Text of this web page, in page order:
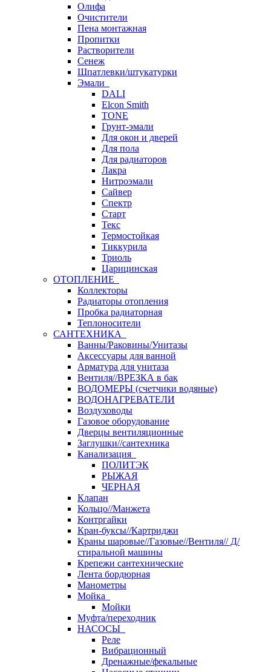
Олифа
Очистители
Пена монтажная
Пропитки
Растворители
Сенеж
Шпатлевки/штукатурки
Эмали
DALI
Elcon Smith
TONE
Грунт-эмали
Для окон и дверей
Для пола
Для радиаторов
Лакра
Нитроэмали
Сайвер
Спектр
Старт
Текс
Термостойкая
Тиккурила
Триоль
Царицинская
ОТОПЛЕНИЕ
Коллекторы
Радиаторы отопления
Пробка радиаторная
Теплоносители
САНТЕХНИКА
Ванны/Раковины/Унитазы
Аксессуары для ванной
Арматура для унитаза
Вентиля//ВРЕЗКА в бак
ВОДОМЕРЫ (счетчики водяные)
ВОДОНАГРЕВАТЕЛИ
Воздуховоды
Газовое оборудование
Дверцы вентиляционные
Заглушки//сантехника
Канализация
ПОЛИТЭК
РЫЖАЯ
ЧЕРНАЯ
Клапан
Кольцо//Манжета
Контргайки
Кран-буксы//Картриджи
Краны шаровые//Газовые//Вентиля// Д/
стиральной машины
Крепежи сантехнические
Лента бордюрная
Манометры
Мойка
Мойки
Муфта/переходник
НАСОСЫ
Реле
Вибрационный
Дренажные/фекальные